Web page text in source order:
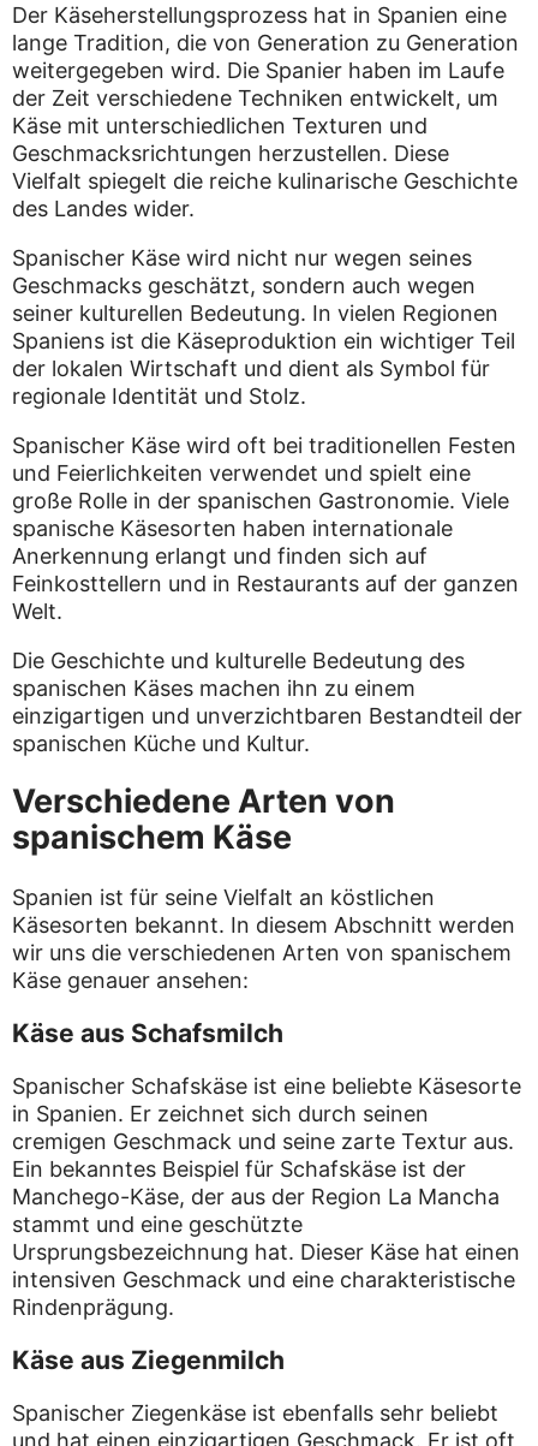
Der Käseherstellungsprozess hat in Spanien eine
lange Tradition, die von Generation zu Generation
weitergegeben wird. Die Spanier haben im Laufe
der Zeit verschiedene Techniken entwickelt, um
Käse mit unterschiedlichen Texturen und
Geschmacksrichtungen herzustellen. Diese
Vielfalt spiegelt die reiche kulinarische Geschichte
des Landes wider.
Spanischer Käse wird nicht nur wegen seines
Geschmacks geschätzt, sondern auch wegen
seiner kulturellen Bedeutung. In vielen Regionen
Spaniens ist die Käseproduktion ein wichtiger Teil
der lokalen Wirtschaft und dient als Symbol für
regionale Identität und Stolz.
Spanischer Käse wird oft bei traditionellen Festen
und Feierlichkeiten verwendet und spielt eine
große Rolle in der spanischen Gastronomie. Viele
spanische Käsesorten haben internationale
Anerkennung erlangt und finden sich auf
Feinkosttellern und in Restaurants auf der ganzen
Welt.
Die Geschichte und kulturelle Bedeutung des
spanischen Käses machen ihn zu einem
einzigartigen und unverzichtbaren Bestandteil der
spanischen Küche und Kultur.
Verschiedene Arten von
spanischem Käse
Spanien ist für seine Vielfalt an köstlichen
Käsesorten bekannt. In diesem Abschnitt werden
wir uns die verschiedenen Arten von spanischem
Käse genauer ansehen:
Käse aus Schafsmilch
Spanischer Schafskäse ist eine beliebte Käsesorte
in Spanien. Er zeichnet sich durch seinen
cremigen Geschmack und seine zarte Textur aus.
Ein bekanntes Beispiel für Schafskäse ist der
Manchego-Käse, der aus der Region La Mancha
stammt und eine geschützte
Ursprungsbezeichnung hat. Dieser Käse hat einen
intensiven Geschmack und eine charakteristische
Rindenprägung.
Käse aus Ziegenmilch
Spanischer Ziegenkäse ist ebenfalls sehr beliebt
und hat einen einzigartigen Geschmack. Er ist oft